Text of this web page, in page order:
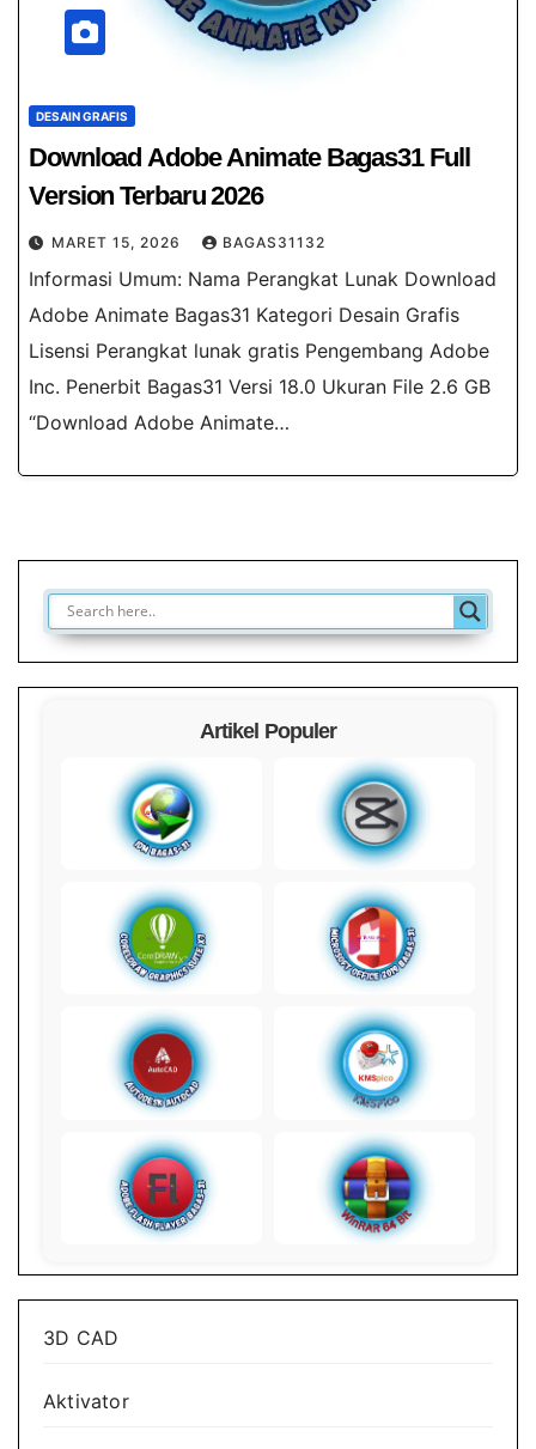
DESAIN GRAFIS
Download Adobe Animate Bagas31​ Full
Version Terbaru 2026
MARET 15, 2026 BAGAS31132
Informasi Umum: Nama Perangkat Lunak Download
Adobe Animate Bagas31 Kategori Desain Grafis
Lisensi Perangkat lunak gratis Pengembang Adobe
Inc. Penerbit Bagas31 Versi 18.0 Ukuran File 2.6 GB
“Download Adobe Animate…
Artikel Populer
3D CAD
Aktivator